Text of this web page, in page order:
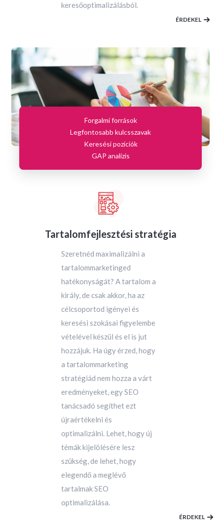
keresőoptimalizálásból.
ÉRDEKEL
Forgalmi források
Legfontosabb kulcsszavak
Keresési pozíciók
GAP analízis
Tartalomfejlesztési stratégia
Szeretnéd maximalizálni a
tartalommarketinged
hatékonyságát? A tartalom a
király, de csak akkor, ha az
célcsoportod igényei és
keresési szokásai figyelembe
vételével készül és el is jut
hozzájuk. Ha úgy érzed, hogy
a tartalommarketing
stratégiád nem hozza a várt
eredményeket, egy SEO
tanácsadó segíthet ezt
újraértékelni és
optimalizálni. Lehet, hogy új
témák kijelölésére lesz
szükség, de lehet, hogy
elegendő a meglévő
tartalmak SEO
optimalizálása.
ÉRDEKEL